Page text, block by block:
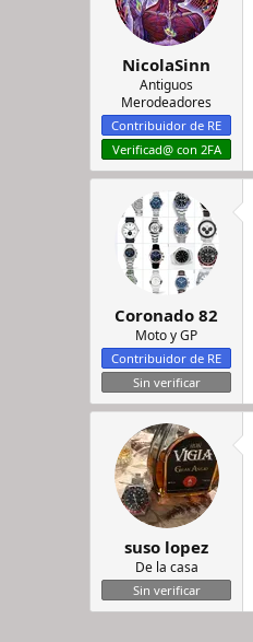
NicolaSinn
Antiguos
Merodeadores
Contribuidor de RE
Verificad@ con 2FA
Coronado 82
Moto y GP
Contribuidor de RE
Sin verificar
suso lopez
De la casa
Sin verificar